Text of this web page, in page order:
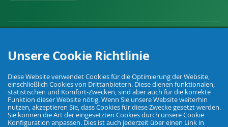
© Agrarking. Alle Rechte vorbehalten.
AGBDatenschutzWiderrufsbelehrungImpressum
Unsere Cookie Richtlinie
Diese Website verwendet Cookies für die Optimierung der Website,
einschließlich Cookies von Drittanbietern. Diese dienen funktionalen,
statistischen und Komfort-Zwecken, sind aber auch für die korrekte
Funktion dieser Website nötig. Wenn Sie unsere Website weiterhin
nutzen, akzeptieren Sie, dass Cookies für diese Zwecke gesetzt werden.
Sie können die Art der eingesetzten Cookies durch unsere Cookie
Konfiguration anpassen. Dies ist auch jederzeit über einen Link in